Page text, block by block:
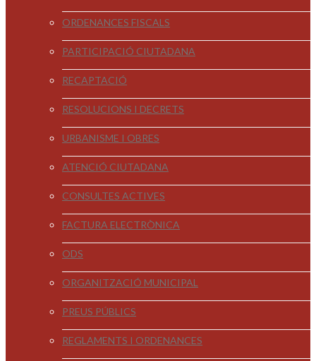
ORDENANCES FISCALS
PARTICIPACIÓ CIUTADANA
RECAPTACIÓ
RESOLUCIONS I DECRETS
URBANISME I OBRES
ATENCIÓ CIUTADANA
CONSULTES ACTIVES
FACTURA ELECTRÒNICA
ODS
ORGANITZACIÓ MUNICIPAL
PREUS PÚBLICS
REGLAMENTS I ORDENANCES